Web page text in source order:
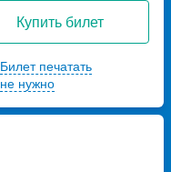
Купить билет
Билет печатать
не нужно